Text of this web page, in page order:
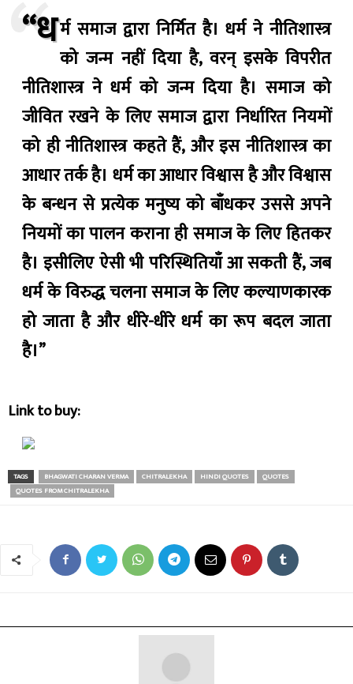
“धर्म समाज द्वारा निर्मित है। धर्म ने नीतिशास्त्र
को जन्म नहीं दिया है, वरन् इसके विपरीत
नीतिशास्त्र ने धर्म को जन्म दिया है। समाज को
जीवित रखने के लिए समाज द्वारा निर्धारित नियमों
को ही नीतिशास्त्र कहते हैं, और इस नीतिशास्त्र का
आधार तर्क है। धर्म का आधार विश्वास है और विश्वास
के बन्धन से प्रत्येक मनुष्य को बाँधकर उससे अपने
नियमों का पालन कराना ही समाज के लिए हितकर
है। इसीलिए ऐसी भी परिस्थितियाँ आ सकती हैं, जब
धर्म के विरुद्ध चलना समाज के लिए कल्याणकारक
हो जाता है और धीरे-धीरे धर्म का रूप बदल जाता
है।”
Link to buy:
TAGS BHAGWATI CHARAN VERMA CHITRALEKHA HINDI QUOTES
QUOTES
QUOTES FROM CHITRALEKHA